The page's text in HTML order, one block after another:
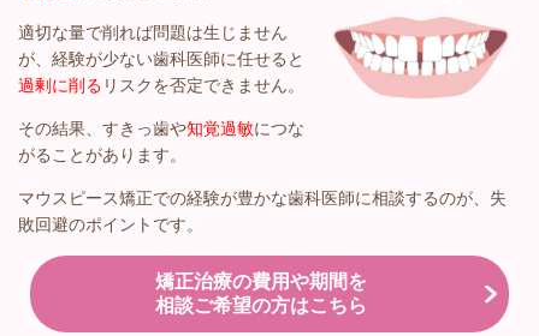
適切な量で削れば問題は生じません
が、経験が少ない歯科医師に任せると
過剰に削る リスクを否定できません。
その結果、すきっ歯や知覚過敏につな
がることがあります。
マウスピース矯正での経験が豊かな歯科医師に相談するのが、失
敗回避のポイントです。
矯正治療の費用や期間を
相談ご希望の方はこちら